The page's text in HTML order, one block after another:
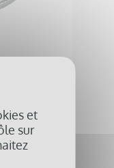
- Lot De 216
et
sur